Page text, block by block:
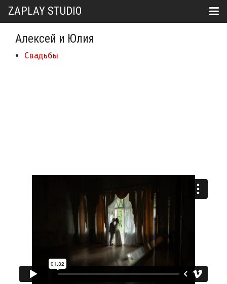
ZAPLAY STUDIO
Алексей и Юлия
Свадьбы